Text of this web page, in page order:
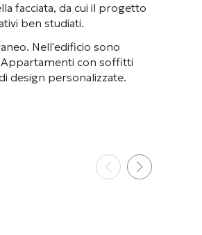
facciata, da cui il progetto
ben studiati.
. Nell'edificio sono
Appartamenti con soffitti
design personalizzate.